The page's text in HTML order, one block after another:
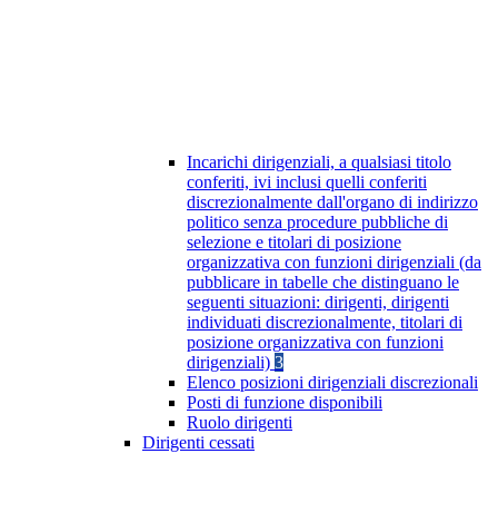
Incarichi dirigenziali, a qualsiasi titolo
conferiti, ivi inclusi quelli conferiti
discrezionalmente dall'organo di indirizzo
politico senza procedure pubbliche di
selezione e titolari di posizione
organizzativa con funzioni dirigenziali (da
pubblicare in tabelle che distinguano le
seguenti situazioni: dirigenti, dirigenti
individuati discrezionalmente, titolari di
posizione organizzativa con funzioni
dirigenziali) 3
Elenco posizioni dirigenziali discrezionali
Posti di funzione disponibili
Ruolo dirigenti
Dirigenti cessati